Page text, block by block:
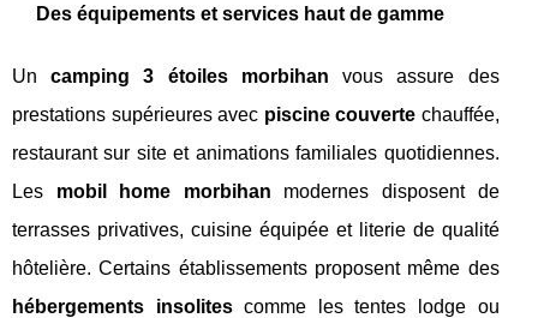
Des équipements et services haut de gamme
Uncamping 3 étoiles morbihan vous assure des
prestations supérieures avec piscine couverte chauffée,
restaurant sur site et animations familiales quotidiennes.
Les mobil home morbihan modernes disposent de
terrasses privatives, cuisine équipée et literie de qualité
hôtelière. Certains établissements proposent même des
hébergements insolitescomme les tentes lodge ou